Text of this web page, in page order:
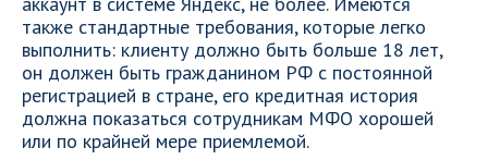
также стандартные требования, которые легко
выполнить: клиенту должно быть больше 18 лет,
он должен быть гражданином РФ с постоянной
регистрацией в стране, его кредитная история
должна показаться сотрудникам МФО хорошей
или по крайней мере приемлемой.